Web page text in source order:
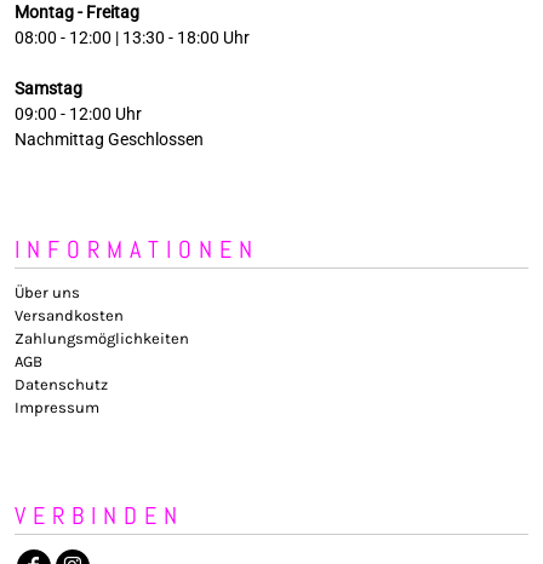
Montag - Freitag
08:00 - 12:00 | 13:30 - 18:00 Uhr
Samstag
09:00 - 12:00 Uhr
Nachmittag Geschlossen
INFORMATIONEN
Über uns
Versandkosten
Zahlungsmöglichkeiten
AGB
Datenschutz
Impressum
VERBINDEN